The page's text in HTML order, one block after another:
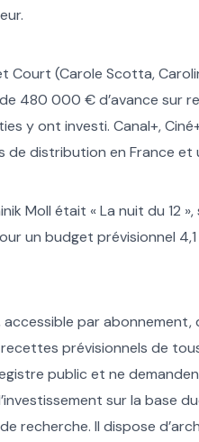
(Carole Scotta,
480 000 € d’avance sur
y ont investi. Canal+,
de distribution en France et
Moll était « La nuit du 12
un budget prévisionnel
par
prévisionnels de
public et ne
sur la
recherche. Il dispose